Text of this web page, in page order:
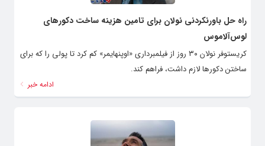
راه حل باورنکردنی نولان برای تامین هزینه ساخت دکورهای
لوس‌آلاموس
کریستوفر نولان ۳۰ روز از فیلمبرداری «اوپنهایمر» کم کرد تا پولی را که برای
ساختن دکورها لازم داشت، فراهم کند.
ادامه خبر